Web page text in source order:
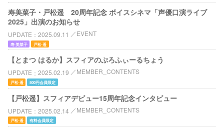
寿美菜子・戸松遥 20周年記念 ボイスシネマ「声優口演ライブ
2025」出演のお知らせ
UPDATE 2025.09.11 EVENT
寿 美菜子 戸松 遥
【とまつ はるか】スフィアのぷろふぃーるちょう
UPDATE 2025.02.19 MEMBER_CONTENTS
戸松 遥 500円会員限定
【戸松遥】スフィアデビュー15周年記念インタビュー
UPDATE 2025.02.14 MEMBER_CONTENTS
戸松 遥 有料会員限定